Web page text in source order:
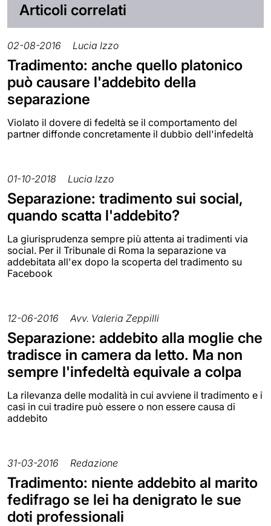
Articoli correlati
02-08-2016 Lucia Izzo
Tradimento: anche quello platonico
può causare l'addebito della
separazione
Violato il dovere di fedeltà se il comportamento del
partner diffonde concretamente il dubbio dell'infedeltà
01-10-2018 Lucia Izzo
Separazione: tradimento sui social,
quando scatta l'addebito?
La giurisprudenza sempre più attenta ai tradimenti via
social. Per il Tribunale di Roma la separazione va
addebitata all'ex dopo la scoperta del tradimento su
Facebook
12-06-2016 Avv. Valeria Zeppilli
Separazione: addebito alla moglie che
tradisce in camera da letto. Ma non
sempre l'infedeltà equivale a colpa
La rilevanza delle modalità in cui avviene il tradimento e i
casi in cui tradire può essere o non essere causa di
addebito
31-03-2016 Redazione
Tradimento: niente addebito al marito
fedifrago se lei ha denigrato le sue
doti professionali